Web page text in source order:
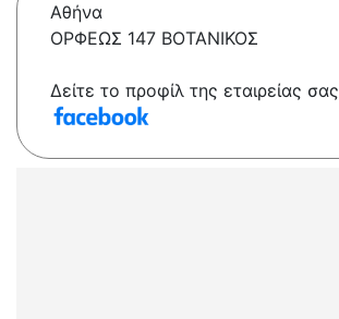
Αθήνα
ΟΡΦΕΩΣ 147 ΒΟΤΑΝΙΚΟΣ
Δείτε το προφίλ της εταιρείας σας